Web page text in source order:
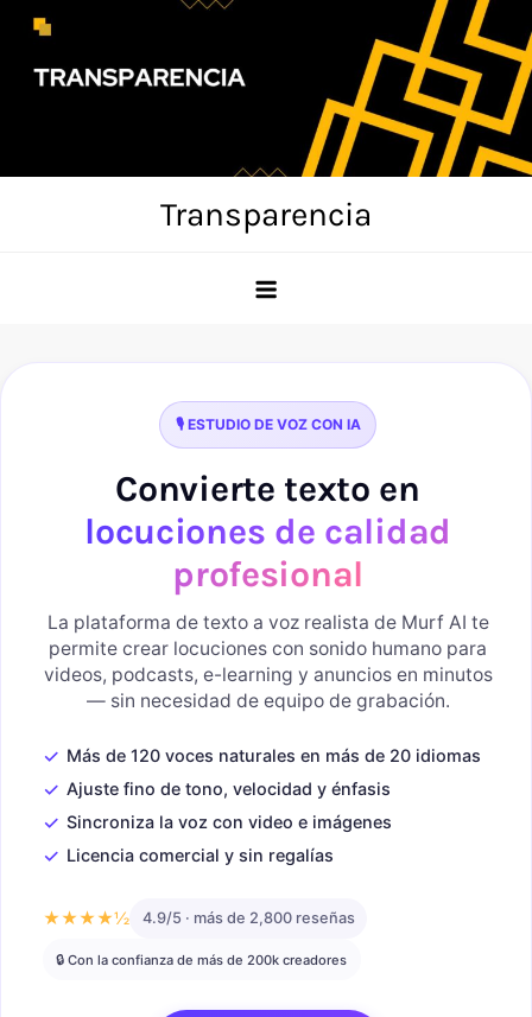
Skip
content
Transparencia
🎙️ ESTUDIO DE VOZ CON IA
Convierte texto en
locuciones de calidad
profesional
La plataforma de texto a voz realista de Murf AI te
permite crear locuciones con sonido humano para
videos, podcasts, e-learning y anuncios en minutos
— sin necesidad de equipo de grabación.
✓ Más de 120 voces naturales en más de 20 idiomas
✓ Ajuste fino de tono, velocidad y énfasis
✓ Sincroniza la voz con video e imágenes
✓ Licencia comercial y sin regalías
★★★★½ 4.9/5 · más de 2,800 reseñas
🔒 Con la confianza de más de 200k creadores